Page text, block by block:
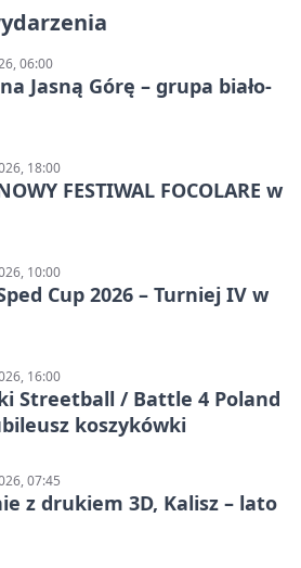
06:00
Jasną Górę – grupa biało-
18:00
FESTIWAL FOCOLARE w
10:00
Cup 2026 – Turniej IV w
16:00
Streetball / Battle 4 Poland
koszykówki
07:45
z drukiem 3D, Kalisz – lato